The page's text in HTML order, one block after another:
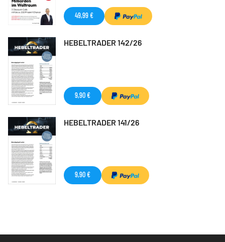
49,99 €
HEBELTRADER 142/26
9,90 €
HEBELTRADER 141/26
9,90 €